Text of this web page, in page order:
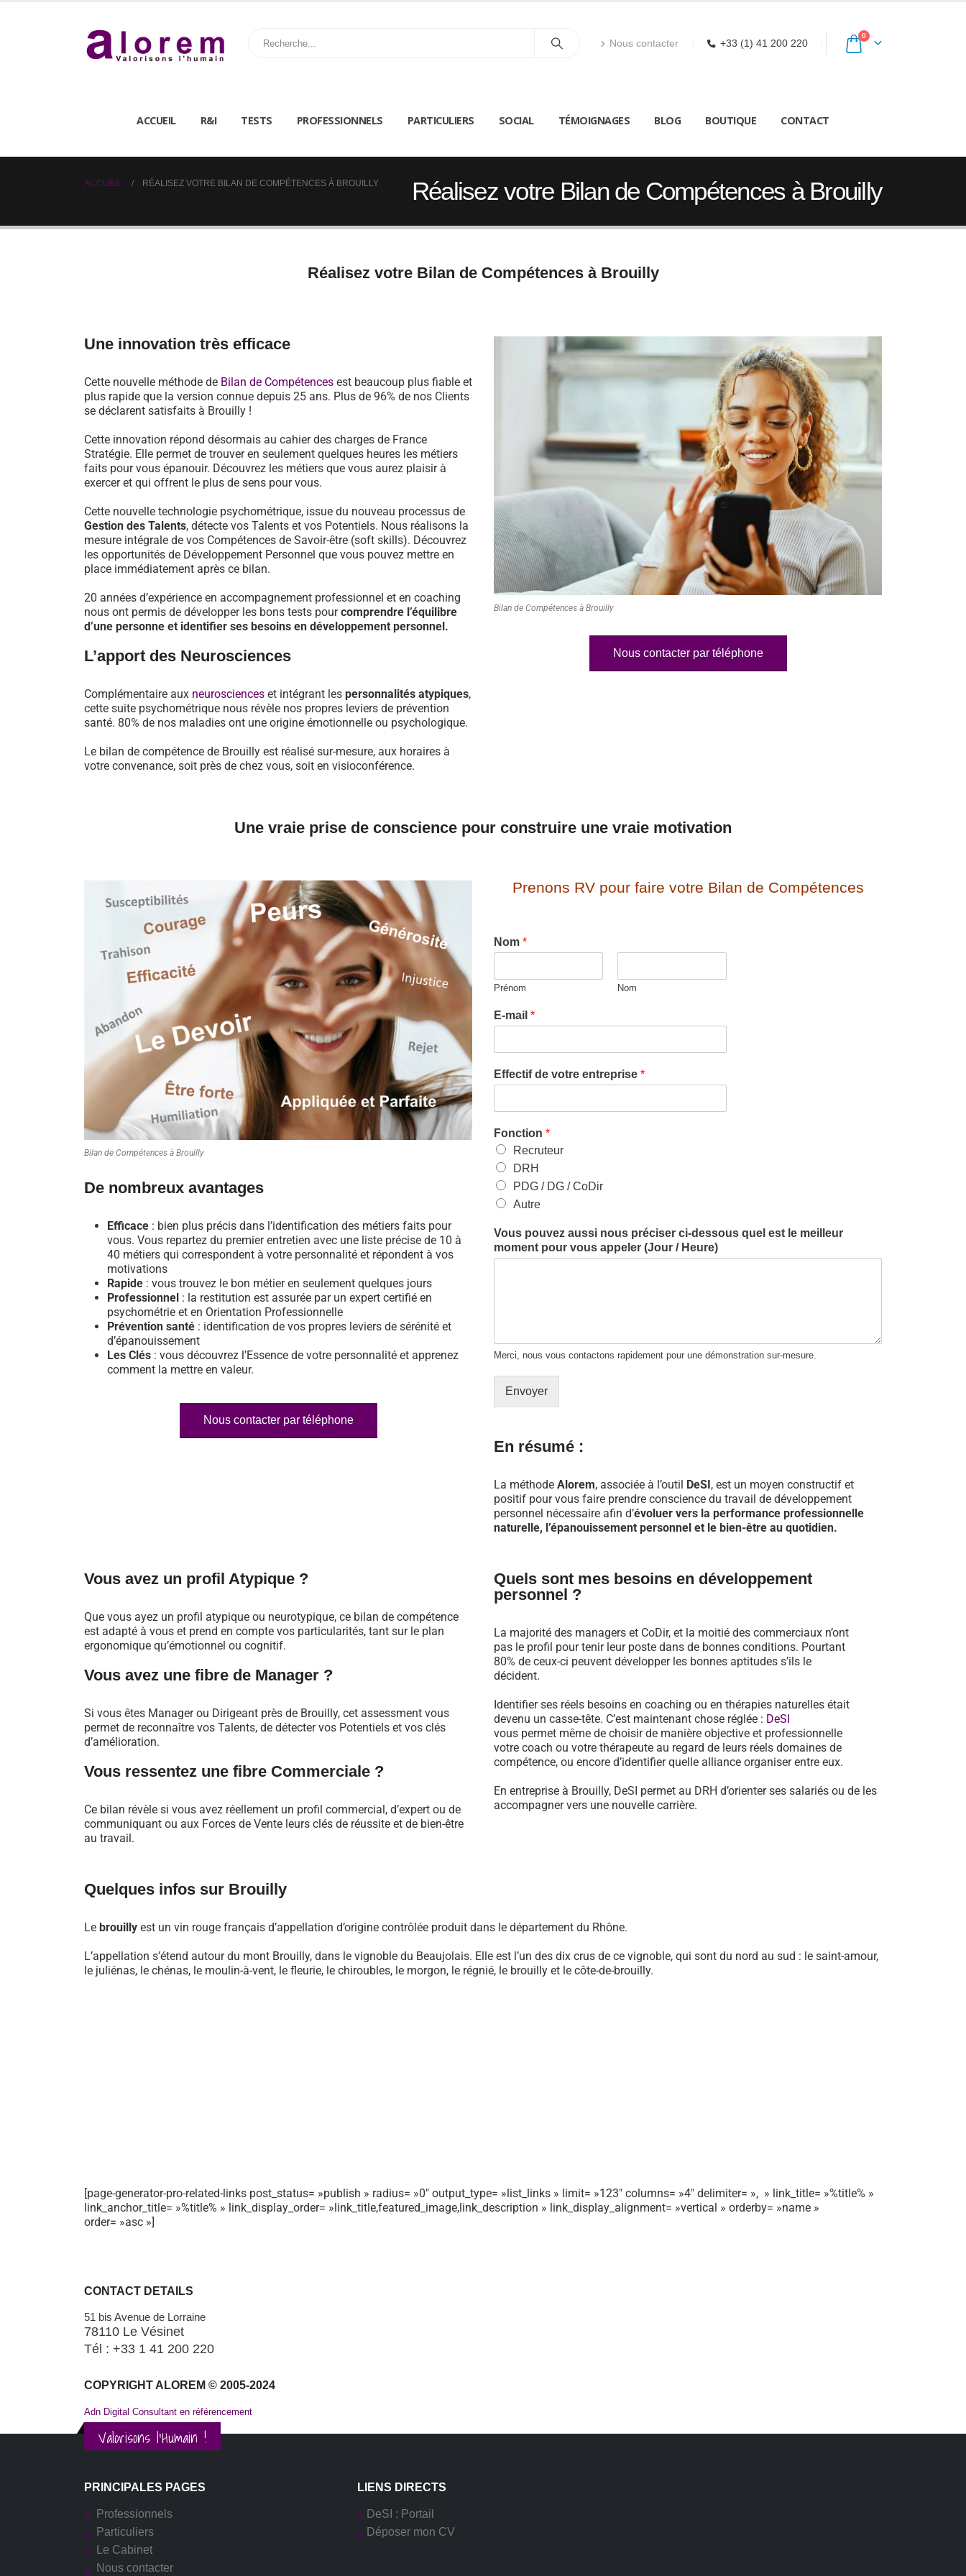
Nous contacter +33 (1) 41 200 220
0
ACCUEIL R&I TESTS PROFESSIONNELS PARTICULIERS SOCIAL TÉMOIGNAGES BLOG BOUTIQUE CONTACT
Réalisez votre Bilan de Compétences à Brouilly
ACCUEIL RÉALISEZ VOTRE BILAN DE COMPÉTENCES À BROUILLY
Réalisez votre Bilan de Compétences à Brouilly
Une innovation très efficace
Cette nouvelle méthode de Bilan de Compétences est beaucoup plus fiable et
plus rapide que la version connue depuis 25 ans. Plus de 96% de nos Clients
se déclarent satisfaits à Brouilly !
Cette innovation répond désormais au cahier des charges de France
Stratégie. Elle permet de trouver en seulement quelques heures les métiers
faits pour vous épanouir. Découvrez les métiers que vous aurez plaisir à
exercer et qui offrent le plus de sens pour vous.
Cette nouvelle technologie psychométrique, issue du nouveau processus de
Gestion des Talents, détecte vos Talents et vos Potentiels. Nous réalisons la
mesure intégrale de vos Compétences de Savoir-être (soft skills). Découvrez
les opportunités de Développement Personnel que vous pouvez mettre en
place immédiatement après ce bilan.
20 années d’expérience en accompagnement professionnel et en coaching
nous ont permis de développer les bons tests pourcomprendre l’équilibre
d’une personne et identifier ses besoins en développement personnel.
L’apport des Neurosciences
Complémentaire aux neurosciences et intégrant les personnalités atypiques,
cette suite psychométrique nous révèle nos propres leviers de prévention
santé. 80% de nos maladies ont une origine émotionnelle ou psychologique.
Le bilan de compétence de Brouilly est réalisé sur-mesure, aux horaires à
votre convenance, soit près de chez vous, soit en visioconférence.
Bilan de Compétences à Brouilly
Nous contacter par téléphone
Une vraie prise de conscience pour construire une vraie motivation
Bilan de Compétences à Brouilly
De nombreux avantages
Efficace : bien plus précis dans l’identification des métiers faits pour
vous. Vous repartez du premier entretien avec une liste précise de 10 à
40 métiers qui correspondent à votre personnalité et répondent à vos
motivations
Rapide : vous trouvez le bon métier en seulement quelques jours
Professionnel : la restitution est assurée par un expert certifié en
psychométrie et en Orientation Professionnelle
Prévention santé : identification de vos propres leviers de sérénité et
d’épanouissement
Les Clés : vous découvrez l’Essence de votre personnalité et apprenez
comment la mettre en valeur.
Nous contacter par téléphone
Prenons RV pour faire votre Bilan de Compétences
Nom *
Prénom Nom
E-mail *
Effectif de votre entreprise *
Fonction *
Recruteur
DRH
PDG / DG / CoDir
Autre
Vous pouvez aussi nous préciser ci-dessous quel est le meilleur
moment pour vous appeler (Jour / Heure)
Merci, nous vous contactons rapidement pour une démonstration sur-mesure.
Envoyer
En résumé :
La méthode Alorem, associée à l’outil DeSI, est un moyen constructif et
positif pour vous faire prendre conscience du travail de développement
personnel nécessaire afin d’évoluer vers la performance professionnelle
naturelle, l’épanouissement personnel et le bien-être au quotidien.
Vous avez un profil Atypique ?
Que vous ayez un profil atypique ou neurotypique, ce bilan de compétence
est adapté à vous et prend en compte vos particularités, tant sur le plan
ergonomique qu’émotionnel ou cognitif.
Vous avez une fibre de Manager ?
Si vous êtes Manager ou Dirigeant près de Brouilly, cet assessment vous
permet de reconnaître vos Talents, de détecter vos Potentiels et vos clés
d’amélioration.
Vous ressentez une fibre Commerciale ?
Ce bilan révèle si vous avez réellement un profil commercial, d’expert ou de
communiquant ou aux Forces de Vente leurs clés de réussite et de bien-être
au travail.
Quels sont mes besoins en développement
personnel ?
La majorité des managers et CoDir, et la moitié des commerciaux n’ont
pas le profil pour tenir leur poste dans de bonnes conditions. Pourtant
80% de ceux-ci peuvent développer les bonnes aptitudes s’ils le
décident.
Identifier ses réels besoins en coaching ou en thérapies naturelles était
devenu un casse-tête. C’est maintenant chose réglée : DeSI
vous permet même de choisir de manière objective et professionnelle
votre coach ou votre thérapeute au regard de leurs réels domaines de
compétence, ou encore d’identifier quelle alliance organiser entre eux.
En entreprise à Brouilly, DeSI permet au DRH d’orienter ses salariés ou de les
accompagner vers une nouvelle carrière.
Quelques infos sur Brouilly
Le brouilly est un vin rouge français d’appellation d’origine contrôlée produit dans le département du Rhône.
L’appellation s’étend autour du mont Brouilly, dans le vignoble du Beaujolais. Elle est l’un des dix crus de ce vignoble, qui sont du nord au sud : le saint-amour,
le juliénas, le chénas, le moulin-à-vent, le fleurie, le chiroubles, le morgon, le régnié, le brouilly et le côte-de-brouilly.
[page-generator-pro-related-links post_status= »publish » radius= »0″ output_type= »list_links » limit= »123″ columns= »4″ delimiter= », » link_title= »%title% »
link_anchor_title= »%title% » link_display_order= »link_title,featured_image,link_description » link_display_alignment= »vertical » orderby= »name »
order= »asc »]
CONTACT DETAILS
51 bis Avenue de Lorraine
78110 Le Vésinet
Tél : +33 1 41 200 220
COPYRIGHT ALOREM © 2005-2024
Adn Digital Consultant en référencement
Valorisons l'Humain !
PRINCIPALES PAGES
Professionnels
Particuliers
Le Cabinet
Nous contacter
LIENS DIRECTS
DeSI : Portail
Déposer mon CV